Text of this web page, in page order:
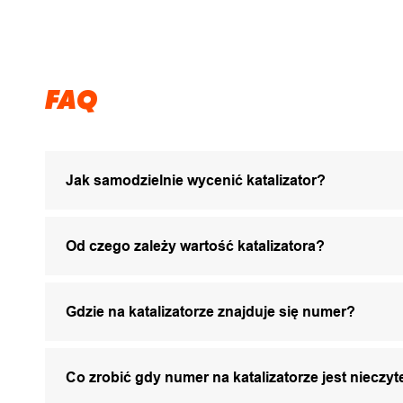
FAQ
Jak samodzielnie wycenić katalizator?
Od czego zależy wartość katalizatora?
Gdzie na katalizatorze znajduje się numer?
Co zrobić gdy numer na katalizatorze jest